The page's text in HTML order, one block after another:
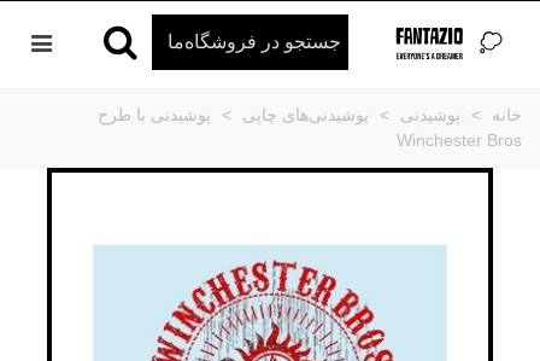
خانه > پوشیدنی > پوشیدنی‌های چاپی >
پوشیدنی با طرح
Winchester Bros